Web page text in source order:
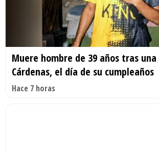
Muere hombre de 39 años tras
Cárdenas, el día de su cumpleaños
Hace 7 horas